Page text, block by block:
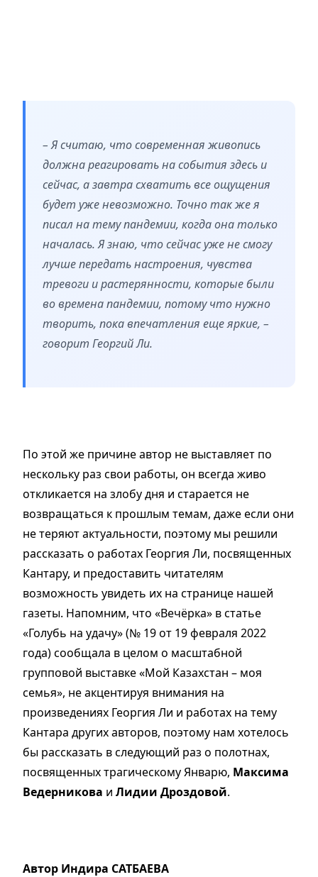
– Я считаю, что современная живопись
должна реагировать на события здесь и
сейчас, а завтра схватить все ощущения
будет уже невозможно. Точно так же я
писал на тему пандемии, когда она только
началась. Я знаю, что сейчас уже не смогу
лучше передать настроения, чувства
тревоги и растерянности, которые были
во времена пандемии, потому что нужно
творить, пока впечатления еще яркие, –
говорит Георгий Ли.
По этой же причине автор не выставляет по
нескольку раз свои работы, он всегда живо
откликается на злобу дня и старается не
возвращаться к прошлым темам, даже если они
не теряют актуальности, поэтому мы решили
рассказать о работах Георгия Ли, посвященных
Кантару, и предоставить читателям
возможность увидеть их на странице нашей
газеты. Напомним, что «Вечёрка» в статье
«Голубь на удачу» (№ 19 от 19 февраля 2022
года) сообщала в целом о масштабной
групповой выставке «Мой Казахстан – моя
семья», не акцентируя внимания на
произведениях Георгия Ли и работах на тему
Кантара других авторов, поэтому нам хотелось
бы рассказать в следующий раз о полотнах,
посвященных трагическому Январю, Максима
Ведерникова и Лидии Дроздовой.
Автор Индира САТБАЕВА